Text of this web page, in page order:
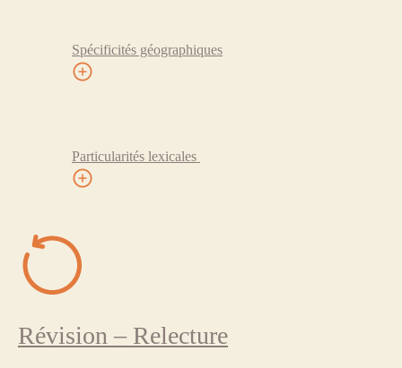
Spécificités géographiques
Particularités lexicales
Révision – Relecture